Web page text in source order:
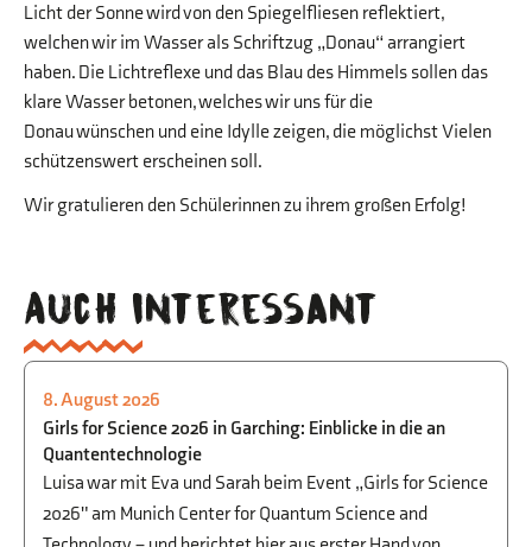
Licht der Sonne wird von den Spiegelfliesen reflektiert,
welchen wir im Wasser als Schriftzug „Donau“ arrangiert
haben. Die Lichtreflexe und das Blau des Himmels sollen das
klare Wasser betonen, welches wir uns für die
Donau wünschen und eine Idylle zeigen, die möglichst Vielen
schützenswert erscheinen soll.
Wir gratulieren den Schülerinnen zu ihrem großen Erfolg!
Auch interessant
PHYSIK,BEGABTENFÖRDERUNG
UND BERUFSORIENTIERUNG
8. August 2026
Girls for Science 2026 in Garching: Einblicke in die an
Quantentechnologie
Luisa war mit Eva und Sarah beim Event „Girls for Science
2026" am Munich Center for Quantum Science and